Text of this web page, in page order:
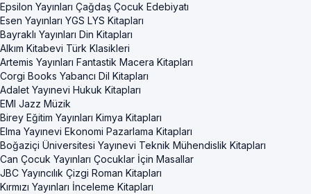
Epsilon Yayınları Çağdaş Çocuk Edebiyatı
Esen Yayınları YGS LYS Kitapları
Bayraklı Yayınları Din Kitapları
Alkım Kitabevi Türk Klasikleri
Artemis Yayınları Fantastik Macera Kitapları
Corgi Books Yabancı Dil Kitapları
Adalet Yayınevi Hukuk Kitapları
EMI Jazz Müzik
Birey Eğitim Yayınları Kimya Kitapları
Elma Yayınevi Ekonomi Pazarlama Kitapları
Boğaziçi Üniversitesi Yayınevi Teknik Mühendislik Kitapları
Can Çocuk Yayınları Çocuklar İçin Masallar
JBC Yayıncılık Çizgi Roman Kitapları
Kırmızı Yayınları İnceleme Kitapları